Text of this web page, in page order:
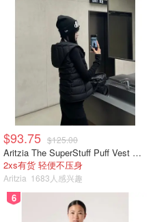
此次行动的打击顺序，所用
这已严重威胁驻中东美军与
争议，副总统Vance在群里
武装为何成为目标。但国防
、伊朗支持”的叙事。
查，CIA和国家情报总监办
们已经纷纷下场开始做表情
$93.75 $125.00
Aritzia The SuperStuff Puff Vest 轻盈亮面马甲
2xs有货 轻便不压身
Aritzia 1683人感兴趣
6